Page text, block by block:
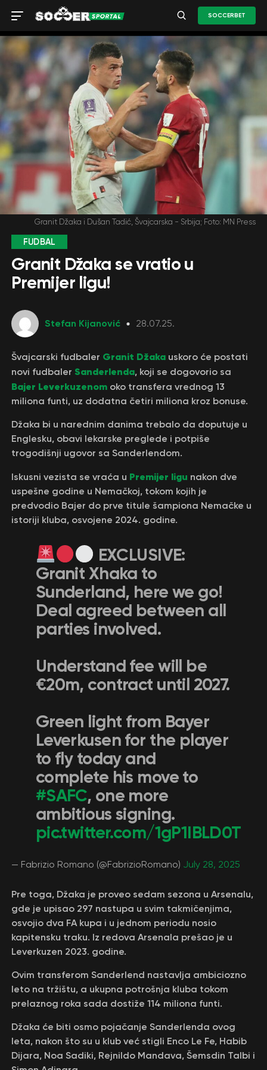
SOCCERBET
Granit Džaka i Dušan Tadić, Švajcarska - Srbija; Foto: MN Press
FUDBAL
Granit Džaka se vratio u
Premijer ligu!
Stefan Kijanović 28.07.25.
Švajcarski fudbaler Granit Džaka uskoro će postati
novi fudbaler Sanderlenda, koji se dogovorio sa
Bajer Leverkuzenomoko transfera vrednog 13
miliona funti, uz dodatna četiri miliona kroz bonuse.
Džaka bi u narednim danima trebalo da doputuje u
Englesku, obavi lekarske preglede i potpiše
trogodišnji ugovor sa Sanderlendom.
Iskusni vezista se vraća u Premijer ligu nakon dve
uspešne godine u Nemačkoj, tokom kojih je
predvodio Bajer do prve titule šampiona Nemačke u
istoriji kluba, osvojene 2024. godine.
EXCLUSIVE:
Granit Xhaka to
Sunderland, here we go!
Deal agreed between all
parties involved.
Understand fee will be
€20m, contract until 2027.
Green light from Bayer
Leverkusen for the player
to fly today and
complete his move to
#SAFC, one more
ambitious signing.
pic.twitter.com/1gP1IBLD0T
— Fabrizio Romano (@FabrizioRomano) July 28, 2025
Pre toga, Džaka je proveo sedam sezona u Arsenalu,
gde je upisao 297 nastupa u svim takmičenjima,
osvojio dva FA kupa i u jednom periodu nosio
kapitensku traku. Iz redova Arsenala prešao je u
Leverkuzen 2023. godine.
Ovim transferom Sanderlend nastavlja ambiciozno
leto na tržištu, a ukupna potrošnja kluba tokom
prelaznog roka sada dostiže 114 miliona funti.
Džaka će biti osmo pojačanje Sanderlenda ovog
leta, nakon što su u klub već stigli Enco Le Fe, Habib
Dijara, Noa Sadiki, Rejnildo Mandava, Šemsdin Talbi i